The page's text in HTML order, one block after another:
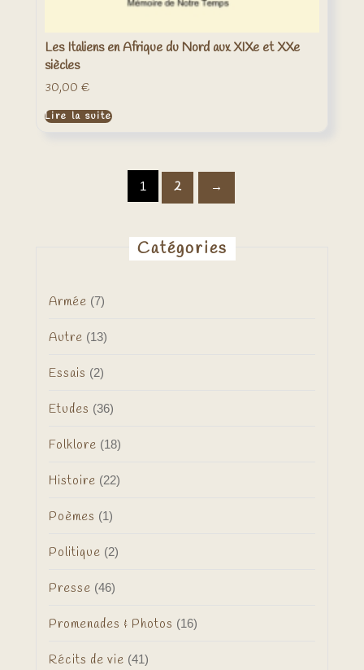
Les Italiens en Afrique du Nord aux XIXe et XXe
siècles
30,00 €
Lire la suite
1 2 →
Catégories
Armée (7)
Autre (13)
Essais (2)
Etudes (36)
Folklore (18)
Histoire (22)
Poèmes (1)
Politique (2)
Presse (46)
Promenades & Photos (16)
Récits de vie (41)